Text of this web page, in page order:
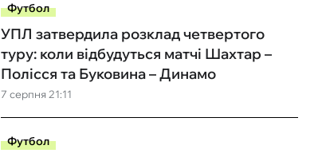
Футбол
7 серпня 21:11
УПЛ затвердила розклад четвертого
туру: коли відбудуться матчі Шахтар –
Полісся та Буковина – Динамо
Футбол